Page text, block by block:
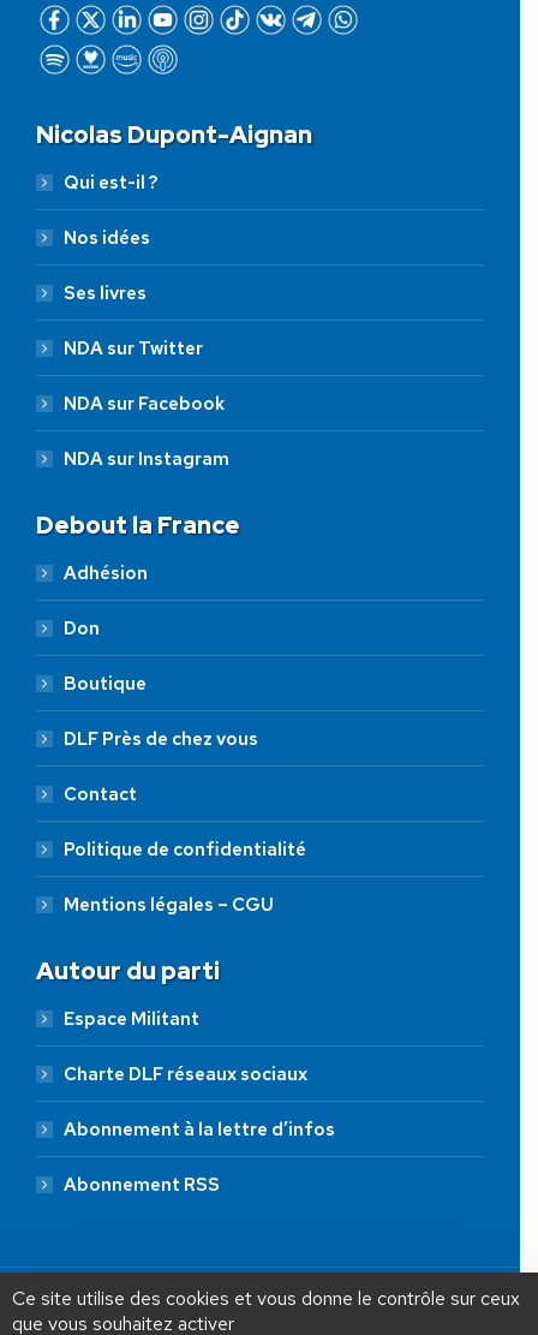
Nicolas Dupont-Aignan
Qui est-il ?
Nos idées
Ses livres
NDA sur Twitter
NDA sur Facebook
NDA sur Instagram
Debout la France
Adhésion
Don
Boutique
DLF Près de chez vous
Contact
Politique de confidentialité
Mentions légales – CGU
Autour du parti
Espace Militant
Charte DLF réseaux sociaux
Abonnement à la lettre d’infos
Abonnement RSS
JE FAIS UN DON À DLF
Ce site utilise des cookies et vous donne le contrôle sur ceux
que vous souhaitez activer